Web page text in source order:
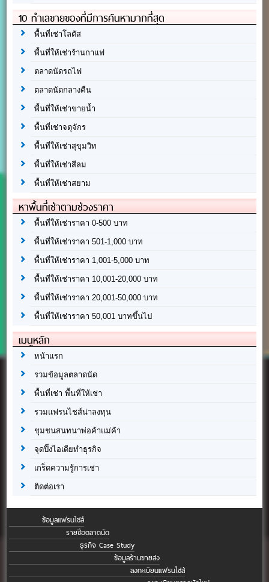
10 ทำเลขายของที่มีการค้นหามากที่สุด
พื้นที่เช่าโลตัส
พื้นที่ให้เช่าร้านกาแฟ
ตลาดนัดรถไฟ
ตลาดนัดกลางคืน
พื้นที่ให้เช่าขายน้ำ
พื้นที่เช่าจตุจักร
พื้นที่ให้เช่าสุขุมวิท
พื้นที่ให้เช่าสีลม
พื้นที่ให้เช่าสยาม
หาพื้นที่เช่าตามช่วงราคา
พื้นที่ให้เช่าราคา 0-500 บาท
พื้นที่ให้เช่าราคา 501-1,000 บาท
พื้นที่ให้เช่าราคา 1,001-5,000 บาท
พื้นที่ให้เช่าราคา 10,001-20,000 บาท
พื้นที่ให้เช่าราคา 20,001-50,000 บาท
พื้นที่ให้เช่าราคา 50,001 บาทขึ้นไป
เมนูหลัก
หน้าแรก
รวมข้อมูลตลาดนัด
พื้นที่เช่า พื้นที่ให้เช่า
รวมแฟรนไชส์น่าลงทุน
ชุมชนสนทนาพ่อค้าแม่ค้า
จุดปิ๊งไอเดียทำธุรกิจ
เกร็ดความรู้การเช่า
ติดต่อเรา
ข้อมูลแฟรนไชส์
รายชื่อตลาดนัด
ธุรกิจ Case Study
ข้อมูลร้านขายส่ง
ลงทะเบียนแฟรนไชส์